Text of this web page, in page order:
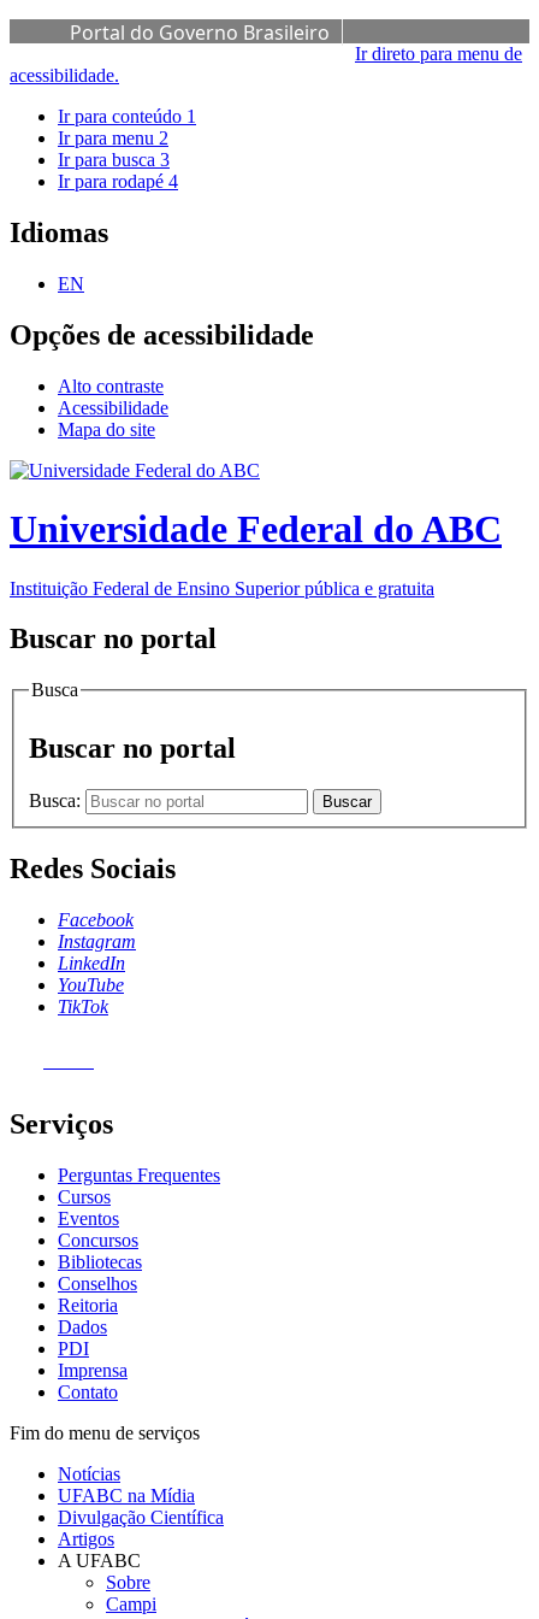
Portal do Governo Brasileiro
Ir direto para menu de
acessibilidade.
Ir para conteúdo 1
Ir para menu 2
Ir para busca 3
Ir para rodapé 4
Idiomas
EN
Opções de acessibilidade
Alto contraste
Acessibilidade
Mapa do site
Universidade Federal do ABC
Instituição Federal de Ensino Superior pública e gratuita
Buscar no portal
Busca
Buscar no portal
Busca: Buscar
Redes Sociais
Facebook
Instagram
LinkedIn
YouTube
TikTok
Serviços
Perguntas Frequentes
Cursos
Eventos
Concursos
Bibliotecas
Conselhos
Reitoria
Dados
PDI
Imprensa
Contato
Fim do menu de serviços
Notícias
UFABC na Mídia
Divulgação Científica
Artigos
A UFABC
Sobre
Campi